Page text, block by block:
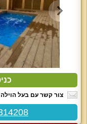
צור קשר עם בעל הוילה
055-